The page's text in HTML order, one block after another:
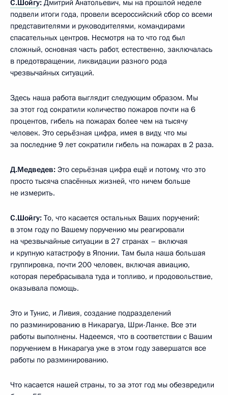
С.Шойгу: Дмитрий Анатольевич, мы на прошлой неделе
подвели итоги года, провели всероссийский сбор со всеми
представителями и руководителями, командирами
спасательных центров. Несмотря на то что год был
сложный, основная часть работ, естественно, заключалась
в предотвращении, ликвидации разного рода
чрезвычайных ситуаций.
Здесь наша работа выглядит следующим образом. Мы
за этот год сократили количество пожаров почти на 6
процентов, гибель на пожарах более чем на тысячу
человек. Это серьёзная цифра, имея в виду, что мы
за последние 9 лет сократили гибель на пожарах в 2 раза.
Д.Медведев: Это серьёзная цифра ещё и потому, что это
просто тысяча спасённых жизней, что ничем больше
не измерить.
С.Шойгу: То, что касается остальных Ваших поручений:
в этом году по Вашему поручению мы реагировали
на чрезвычайные ситуации в 27 странах – включая
и крупную катастрофу в Японии. Там была наша большая
группировка, почти 200 человек, включая авиацию,
которая перебрасывала туда и топливо, и продовольствие,
оказывала помощь.
Это и Тунис, и Ливия, создание подразделений
по разминированию в Никарагуа, Шри-Ланке. Все эти
работы выполнены. Надеемся, что в соответствии с Вашим
поручением в Никарагуа уже в этом году завершатся все
работы по разминированию.
Что касается нашей страны, то за этот год мы обезвредили